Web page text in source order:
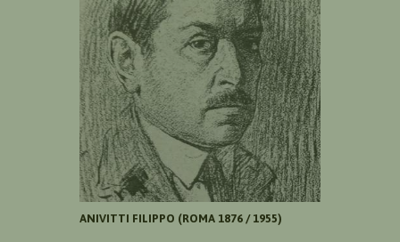
ANIVITTI FILIPPO (ROMA 1876 / 1955)